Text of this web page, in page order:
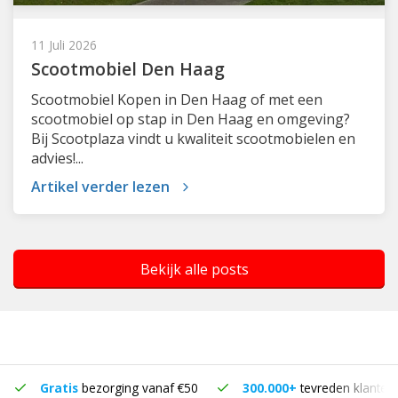
11 Juli 2026
Scootmobiel Den Haag
Scootmobiel Kopen in Den Haag of met een
scootmobiel op stap in Den Haag en omgeving?
Bij Scootplaza vindt u kwaliteit scootmobielen en
advies!...
Artikel verder lezen
Bekijk alle posts
Gratis bezorging vanaf €50 300.000+tevreden klanten